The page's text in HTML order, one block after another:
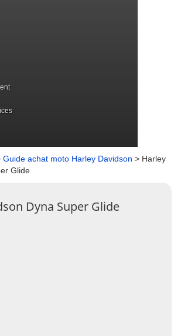
Guide achat moto Harley Davidson > Harley
Glide
Dyna Super Glide